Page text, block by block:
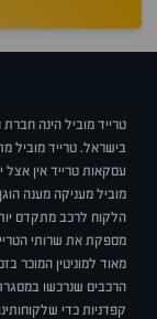
טרייד מוביל הינה חברת
בישראל. טרייד מוביל
עסקאות טרייד אין
מוביל מעניקה מענה
הלקוח לרכב מתקדם
מספקת את שרותי
מאוד למוניטין המוכר
הרכבים שנרכשו
קפדניות כדי